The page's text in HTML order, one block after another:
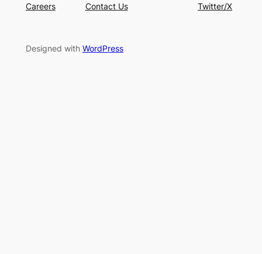
Careers
Contact Us
Twitter/X
Designed with WordPress